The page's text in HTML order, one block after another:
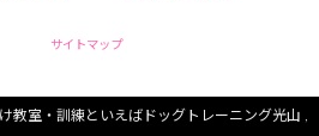
サイトマップ
教室・訓練といえばドッグトレーニング光山